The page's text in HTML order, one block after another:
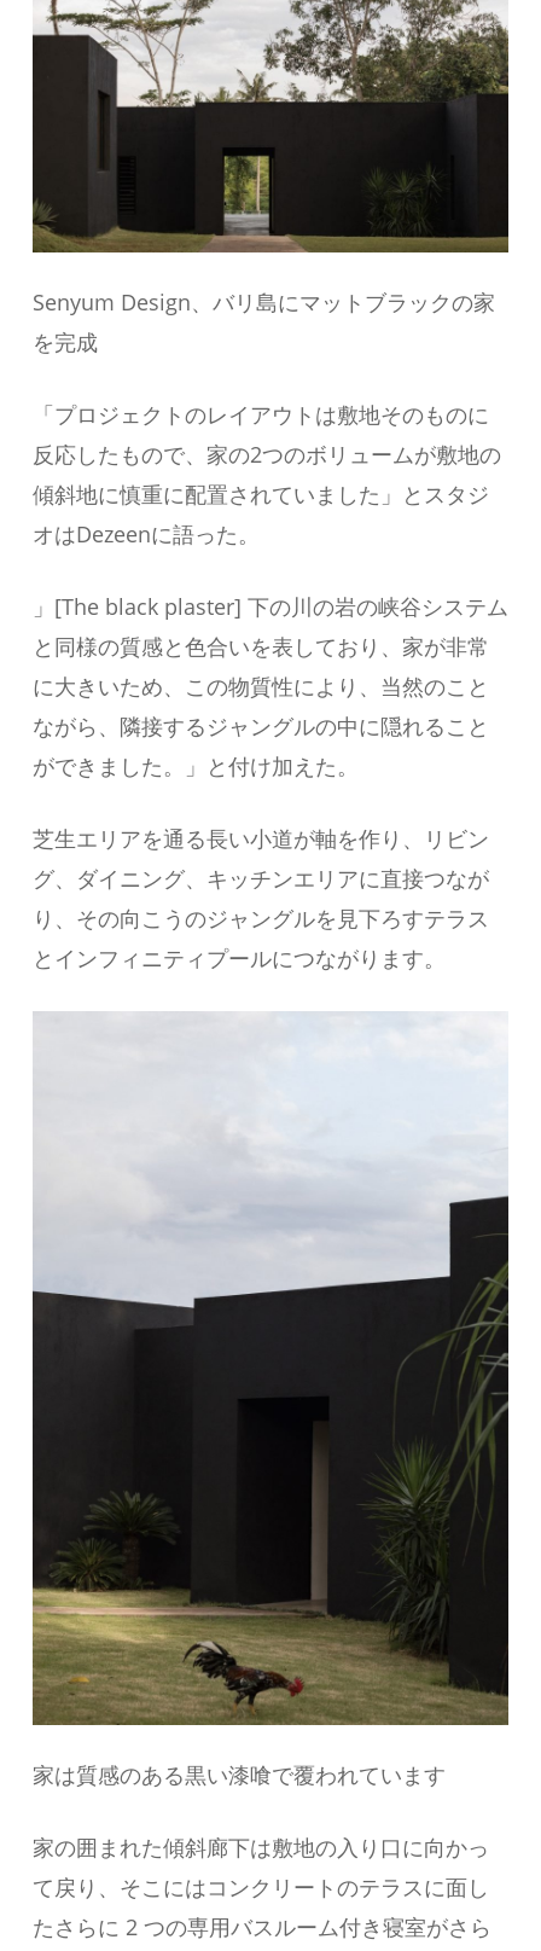
Senyum Design、バリ島にマットブラックの家
を完成
「プロジェクトのレイアウトは敷地そのものに
反応したもので、家の2つのボリュームが敷地の
傾斜地に慎重に配置されていました」とスタジ
オはDezeenに語った。
」[The black plaster] 下の川の岩の峡谷システム
と同様の質感と色合いを表しており、家が非常
に大きいため、この物質性により、当然のこと
ながら、隣接するジャングルの中に隠れること
ができました。」と付け加えた。
芝生エリアを通る長い小道が軸を作り、リビン
グ、ダイニング、キッチンエリアに直接つなが
り、その向こうのジャングルを見下ろすテラス
とインフィニティプールにつながります。
家は質感のある黒い漆喰で覆われています
家の囲まれた傾斜廊下は敷地の入り口に向かっ
て戻り、そこにはコンクリートのテラスに面し
たさらに 2 つの専用バスルーム付き寝室がさら